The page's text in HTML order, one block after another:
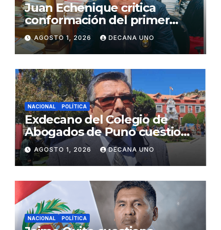
Juan Echenique critica
conformación del primer
gabinete ministerial de Keiko
Fujimori
AGOSTO 1, 2026 DECANA UNO
NACIONAL POLÍTICA
Exdecano del Colegio de
Abogados de Puno cuestiona
propuestas sobre seguridad
ciudadana
AGOSTO 1, 2026 DECANA UNO
NACIONAL POLÍTICA